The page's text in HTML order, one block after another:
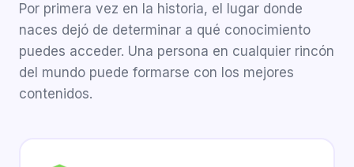
Por primera vez en la historia, el lugar donde
naces dejó de determinar a qué conocimiento
puedes acceder. Una persona en cualquier rincón
del mundo puede formarse con los mejores
contenidos.